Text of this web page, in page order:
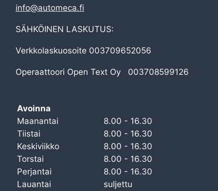
info@automeca.fi
SÄHKÖINEN LASKUTUS:
Verkkolaskuosoite 003709652056
Operaattoori Open Text Oy 003708599126
Avoinna
Maanantai
8.00 - 16.30
Tiistai
8.00 - 16.30
Keskiviikko
8.00 - 16.30
Torstai
8.00 - 16.30
Perjantai
8.00 - 16.30
Lauantai
suljettu